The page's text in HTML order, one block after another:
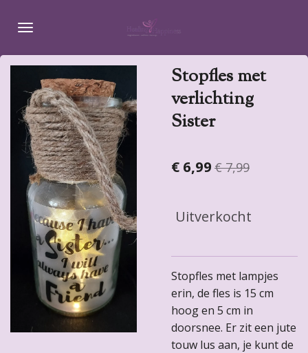
direct
de
hoofdinhoud
Stopfles met
verlichting
Sister
€ 6,99 € 7,99
Uitverkocht
Stopfles met lampjes
erin, de fles is 15 cm
hoog en 5 cm in
doorsnee. Er zit een jute
touw lus aan, je kunt de